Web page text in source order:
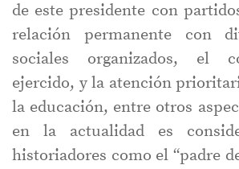
de este presidente con
relación permanente con
sociales organizados, el
ejercido, y la atención
la educación, entre otros
en la actualidad es
historiadores como el “padre